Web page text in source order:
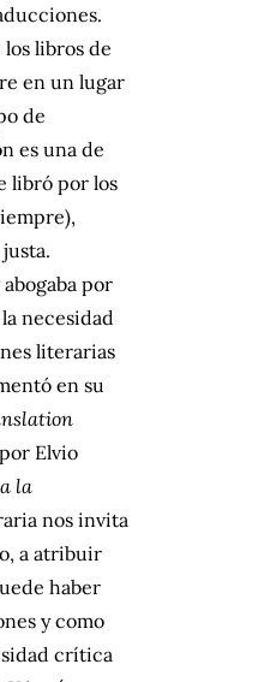
libros de
en un lugar
de
es una de
libró por los
por
necesidad
literarias
en su
Elvio
la
nos invita
a atribuir
haber
y como
crítica